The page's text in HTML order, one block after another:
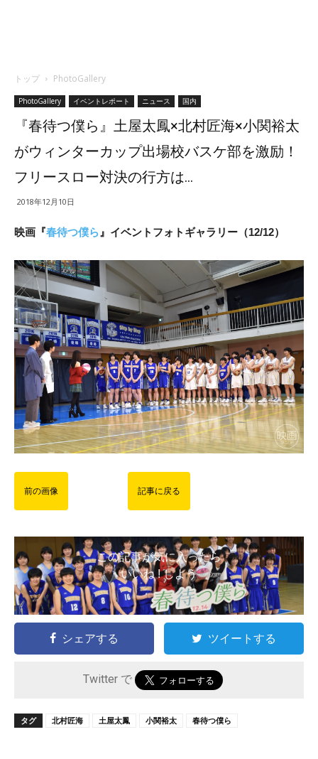
トップ PhotoGallery
PhotoGallery イベントレポート ニュース 国内
『春待つ僕ら』土屋太鳳×北村匠海×小関裕太
がウィンターカップ出場校バスケ部を激励！
フリースロー対決の行方は…
2018年12月10日
映画『春待つ僕ら 』イベントフォトギャラリー（12/12）
前の画像 記事に戻る
この記事が気に入ったら
いいね ! しよう
シェアする ツイートする
Twitter で
タグ 北村匠海 土屋太鳳 小関裕太 春待つ僕ら